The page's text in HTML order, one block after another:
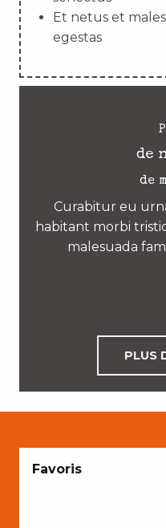
Et netus et
egestas
de
de
Curabitur eu
habitant morbi
malesuada
PLUS
Favoris